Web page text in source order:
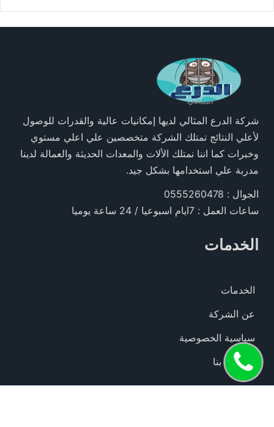
شركة الدرع المثالي لديها إمكانيات عالية والقدرات للوصول
لأعلي النتائج تمتلك الشركة متخصصين علي اعلي مستوي
وخبرات كما اننا نمتلك الألات والمعدات الحديثة والعمالة لدينا
مدربة علي استخدامها بشكل جيد.
الجوال : 0555260478
ساعات العمل : 7ايام اسبوعيا / 24 ساعة يوميا
الخدمات
الخدمات
عن الشركة
سياسية الخصوصية
للاتصال بنااتصل